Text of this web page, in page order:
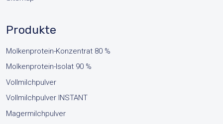
Produkte
Molkenprotein-Konzentrat 80 %
Molkenprotein-Isolat 90 %
Vollmilchpulver
Vollmilchpulver INSTANT
Magermilchpulver